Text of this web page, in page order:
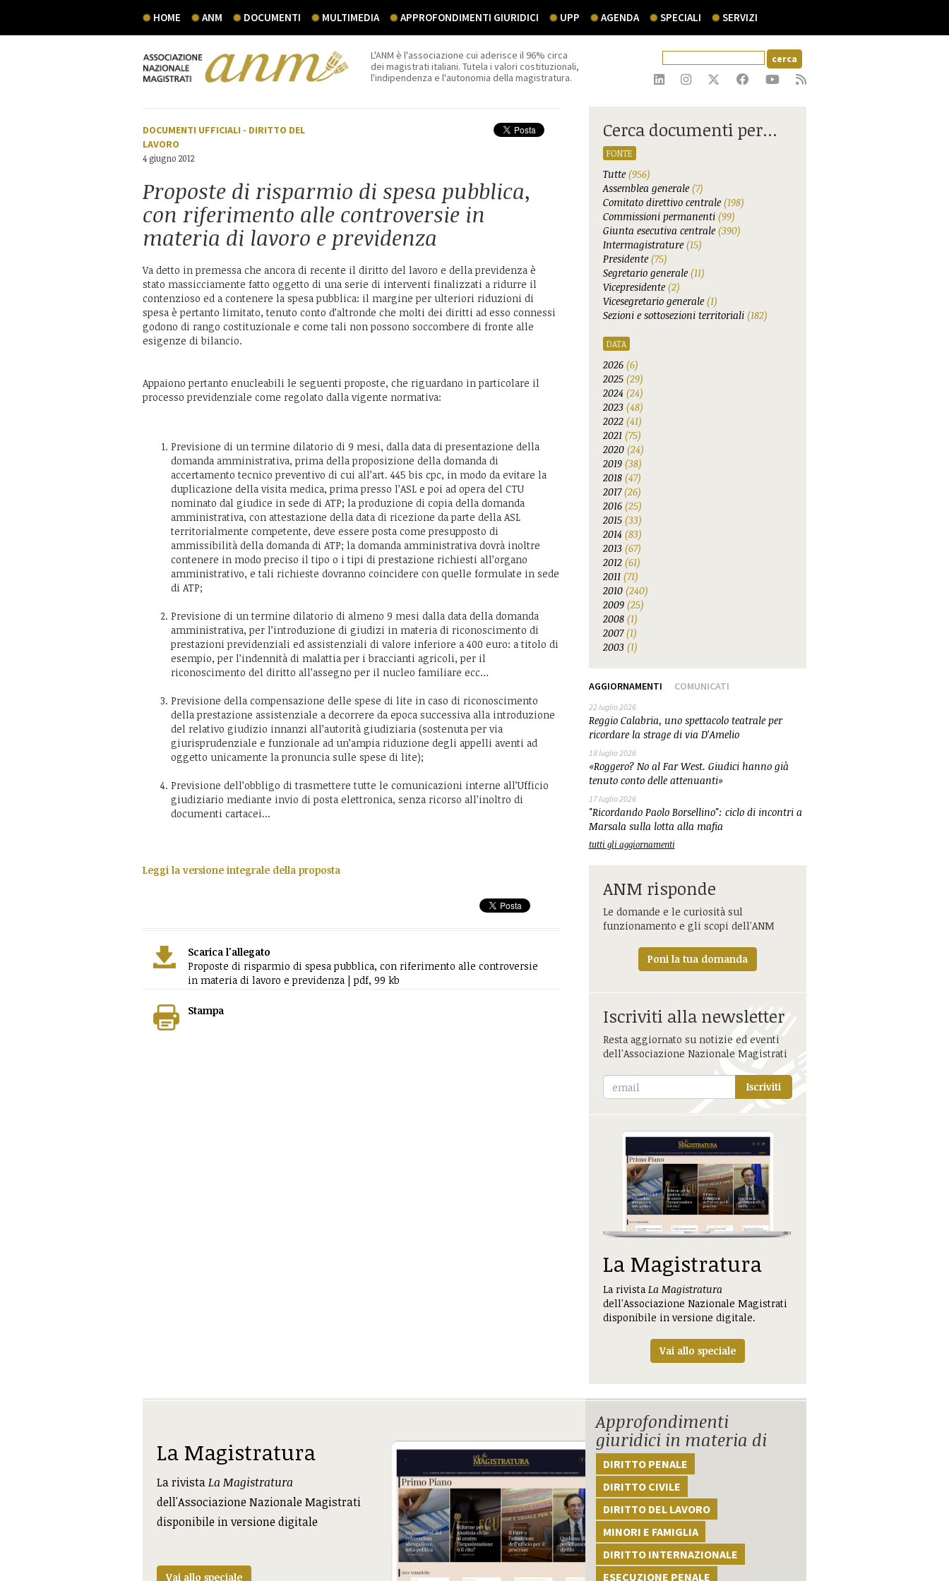
HOME ANM DOCUMENTI MULTIMEDIA APPROFONDIMENTI GIURIDICI UPP AGENDA SPECIALI SERVIZI
L'ANM è l'associazione cui aderisce il 96% circa
dei magistrati italiani. Tutela i valori costituzionali,
l'indipendenza e l'autonomia della magistratura.
DOCUMENTI UFFICIALI - DIRITTO DEL
LAVORO
4 giugno 2012
Proposte di risparmio di spesa pubblica,
con riferimento alle controversie in
materia di lavoro e previdenza
Va detto in premessa che ancora di recente il diritto del lavoro e della previdenza è
stato massicciamente fatto oggetto di una serie di interventi finalizzati a ridurre il
contenzioso ed a contenere la spesa pubblica: il margine per ulteriori riduzioni di
spesa è pertanto limitato, tenuto conto d’altronde che molti dei diritti ad esso connessi
godono di rango costituzionale e come tali non possono soccombere di fronte alle
esigenze di bilancio.
Appaiono pertanto enucleabili le seguenti proposte, che riguardano in particolare il
processo previdenziale come regolato dalla vigente normativa:
Previsione di un termine dilatorio di 9 mesi, dalla data di presentazione della
domanda amministrativa, prima della proposizione della domanda di
accertamento tecnico preventivo di cui all’art. 445 bis cpc, in modo da evitare la
duplicazione della visita medica, prima presso l’ASL e poi ad opera del CTU
nominato dal giudice in sede di ATP; la produzione di copia della domanda
amministrativa, con attestazione della data di ricezione da parte della ASL
territorialmente competente, deve essere posta come presupposto di
ammissibilità della domanda di ATP; la domanda amministrativa dovrà inoltre
contenere in modo preciso il tipo o i tipi di prestazione richiesti all’organo
amministrativo, e tali richieste dovranno coincidere con quelle formulate in sede
di ATP;
Previsione di un termine dilatorio di almeno 9 mesi dalla data della domanda
amministrativa, per l’introduzione di giudizi in materia di riconoscimento di
prestazioni previdenziali ed assistenziali di valore inferiore a 400 euro: a titolo di
esempio, per l’indennità di malattia per i braccianti agricoli, per il
riconoscimento del diritto all’assegno per il nucleo familiare ecc…
Previsione della compensazione delle spese di lite in caso di riconoscimento
della prestazione assistenziale a decorrere da epoca successiva alla introduzione
del relativo giudizio innanzi all’autorità giudiziaria (sostenuta per via
giurisprudenziale e funzionale ad un’ampia riduzione degli appelli aventi ad
oggetto unicamente la pronuncia sulle spese di lite);
Previsione dell’obbligo di trasmettere tutte le comunicazioni interne all’Ufficio
giudiziario mediante invio di posta elettronica, senza ricorso all’inoltro di
documenti cartacei...
Leggi la versione integrale della proposta
Scarica l'allegato
Proposte di risparmio di spesa pubblica, con riferimento alle controversie
in materia di lavoro e previdenza | pdf, 99 kb
Stampa
Cerca documenti per...
FONTE
Tutte(956)
Assemblea generale(7)
Comitato direttivo centrale(198)
Commissioni permanenti (99)
Giunta esecutiva centrale(390)
Intermagistrature(15)
Presidente(75)
Segretario generale(11)
Vicepresidente(2)
Vicesegretario generale(1)
Sezioni e sottosezioni territoriali (182)
DATA
2026 (6)
2025 (29)
2024 (24)
2023 (48)
2022 (41)
2021 (75)
2020 (24)
2019 (38)
2018 (47)
2017(26)
2016 (25)
2015 (33)
2014 (83)
2013 (67)
2012 (61)
2011 (71)
2010 (240)
2009 (25)
2008 (1)
2007(1)
2003 (1)
AGGIORNAMENTI COMUNICATI
22 luglio 2026
Reggio Calabria, uno spettacolo teatrale per
ricordare la strage di via D'Amelio
18 luglio 2026
«Roggero? No al Far West. Giudici hanno già
tenuto conto delle attenuanti»
17 luglio 2026
"Ricordando Paolo Borsellino": ciclo di incontri a
Marsala sulla lotta alla mafia
tutti gli aggiornamenti
ANM risponde
Le domande e le curiosità sul
funzionamento e gli scopi dell'ANM
Poni la tua domanda
Iscriviti alla newsletter
Resta aggiornato su notizie ed eventi
dell'Associazione Nazionale Magistrati
Iscriviti
La Magistratura
La rivistaLa Magistratura
dell'Associazione Nazionale Magistrati
disponibile in versione digitale.
Vai allo speciale
La Magistratura
La rivistaLa Magistratura
dell'Associazione Nazionale Magistrati
disponibile in versione digitale
Vai allo speciale
Approfondimenti
giuridici in materia di
DIRITTO PENALE
DIRITTO CIVILE
DIRITTO DEL LAVORO
MINORI E FAMIGLIA
DIRITTO INTERNAZIONALE
ESECUZIONE PENALE